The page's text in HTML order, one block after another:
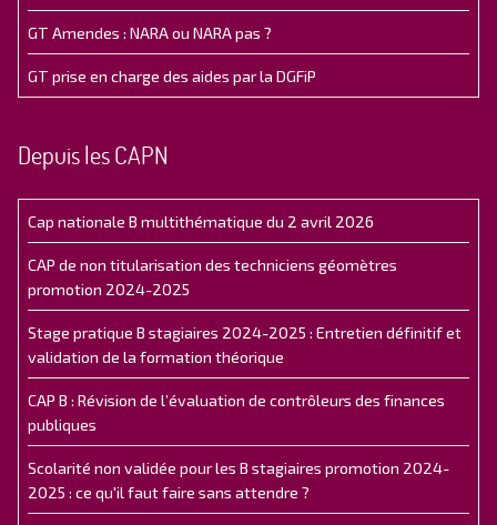
GT Amendes : NARA ou NARA pas ?
GT prise en charge des aides par la DGFiP
Depuis les CAPN
Cap nationale B multithématique du 2 avril 2026
CAP de non titularisation des techniciens géomètres
promotion 2024-2025
Stage pratique B stagiaires 2024-2025 : Entretien définitif et
validation de la formation théorique
CAP B : Révision de l’évaluation de contrôleurs des finances
publiques
Scolarité non validée pour les B stagiaires promotion 2024-
2025 : ce qu'il faut faire sans attendre ?